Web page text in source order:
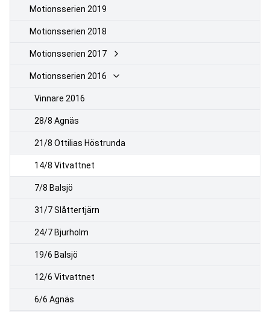
Motionsserien 2019
Motionsserien 2018
Motionsserien 2017
Motionsserien 2016
Vinnare 2016
28/8 Agnäs
21/8 Ottilias Höstrunda
14/8 Vitvattnet
7/8 Balsjö
31/7 Slåttertjärn
24/7 Bjurholm
19/6 Balsjö
12/6 Vitvattnet
6/6 Agnäs